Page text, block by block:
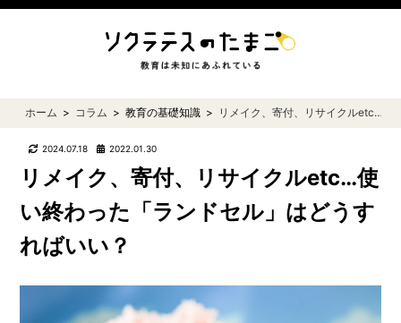
ホーム コラム 教育の基礎知識 リメイク、寄付、リサイクルetc…使
2024.07.18 2022.01.30
リメイク、寄付、リサイクルetc…使
い終わった「ランドセル」はどうす
ればいい？